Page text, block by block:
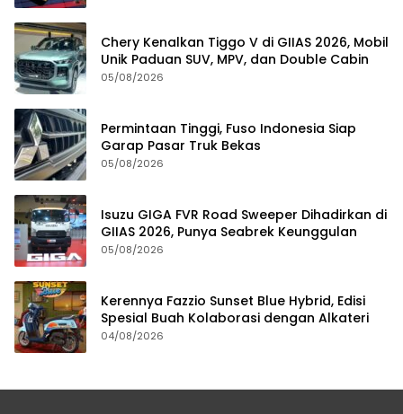
Chery Kenalkan Tiggo V di GIIAS 2026, Mobil
Unik Paduan SUV, MPV, dan Double Cabin
05/08/2026
Permintaan Tinggi, Fuso Indonesia Siap
Garap Pasar Truk Bekas
05/08/2026
Isuzu GIGA FVR Road Sweeper Dihadirkan di
GIIAS 2026, Punya Seabrek Keunggulan
05/08/2026
Kerennya Fazzio Sunset Blue Hybrid, Edisi
Spesial Buah Kolaborasi dengan Alkateri
04/08/2026